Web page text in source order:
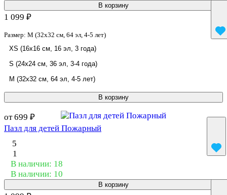
В корзину
В корзину
1 099 ₽
Размер: M (32x32 см, 64 эл, 4-5 лет)
XS (16x16 см, 16 эл, 3 года)
S (24x24 см, 36 эл, 3-4 года)
M (32x32 см, 64 эл, 4-5 лет)
от 699 ₽
Пазл для детей Пожарный
5
1
В наличии: 18
В наличии: 10
В корзину